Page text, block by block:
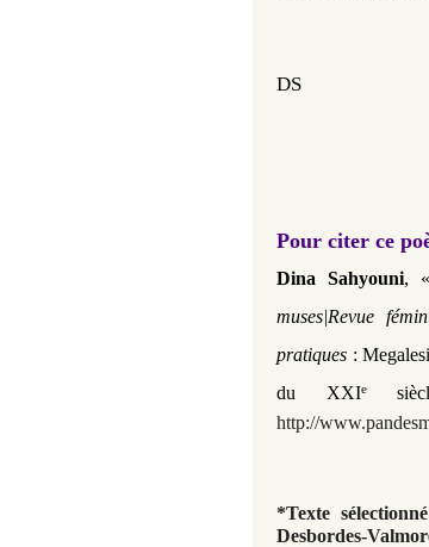
DS
Pour citer ce
Dina Sahyouni,
muses|Revue
pratiques :
du XXIe
http://
*Texte
Desbordes-